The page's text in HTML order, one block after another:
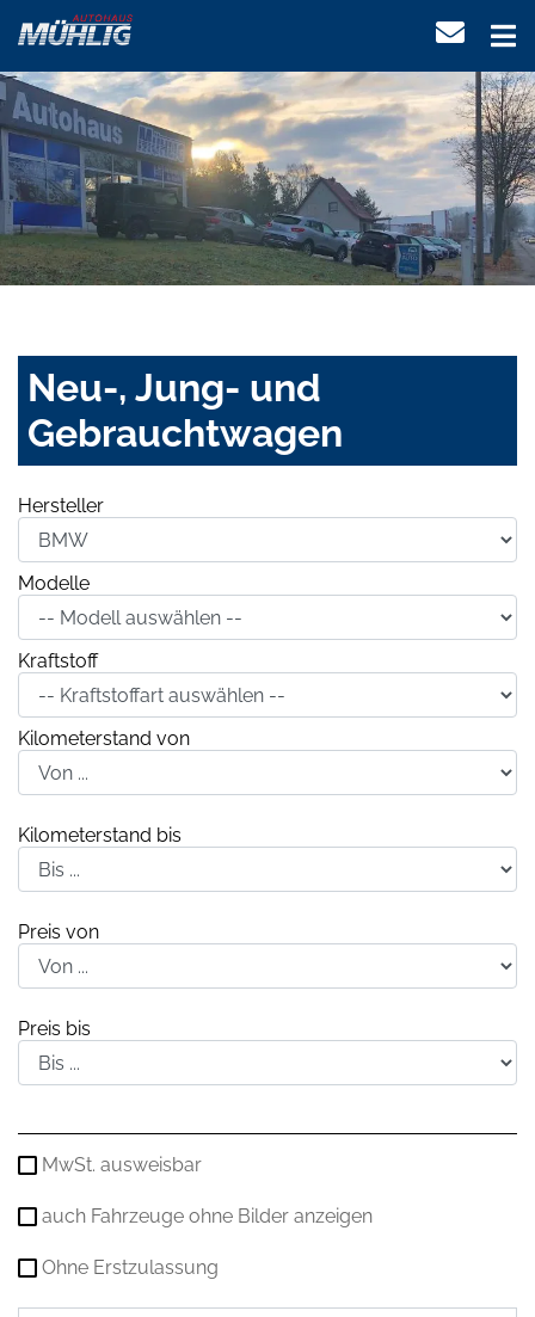
Neu-, Jung- und
Gebrauchtwagen
Hersteller
Modelle
Kraftstoff
Kilometerstand von
Kilometerstand bis
Preis von
Preis bis
MwSt. ausweisbar
auch Fahrzeuge ohne Bilder anzeigen
Ohne Erstzulassung